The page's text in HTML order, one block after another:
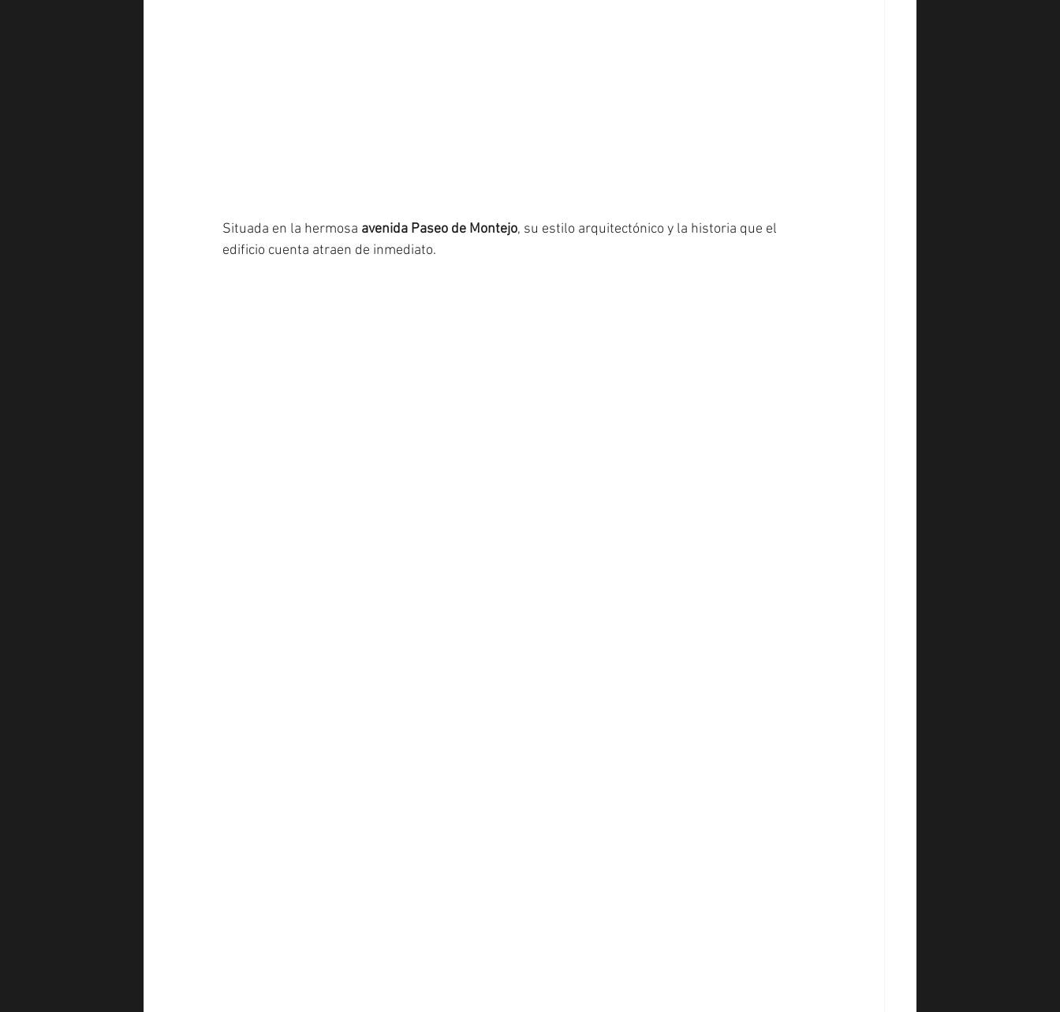
Situada en la hermosa avenida Paseo de Montejo, su estilo arquitectónico y la historia que el
edificio cuenta atraen de inmediato.